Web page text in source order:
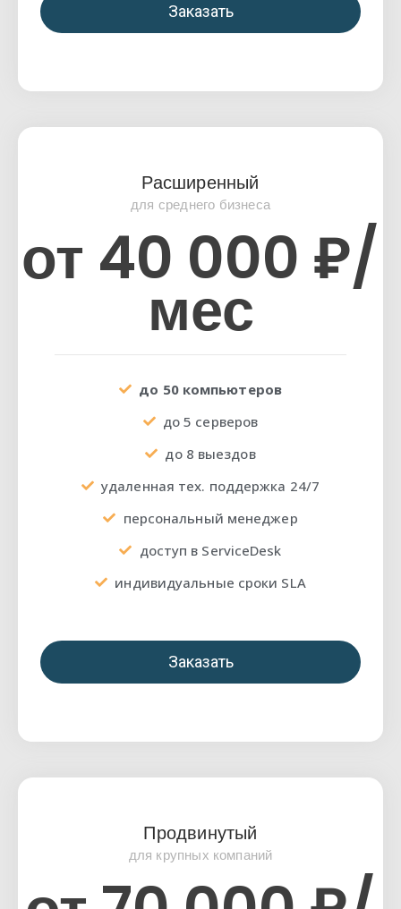
Заказать
Расширенный
для среднего бизнеса
от 40 000 ₽/
мес
до 50 компьютеров
до 5 серверов
до 8 выездов
удаленная тех. поддержка 24/7
персональный менеджер
доступ в ServiceDesk
индивидуальные сроки SLA
Заказать
Продвинутый
для крупных компаний